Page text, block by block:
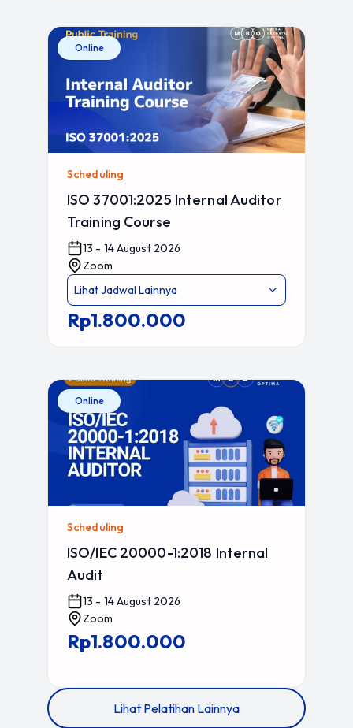
Online
Scheduling
ISO 37001:2025 Internal Auditor
Training Course
13 - 14 August 2026
Zoom
Lihat Jadwal Lainnya
Rp1.800.000
Online
Scheduling
ISO/IEC 20000-1:2018 Internal
Audit
13 - 14 August 2026
Zoom
Rp1.800.000
Lihat Pelatihan Lainnya